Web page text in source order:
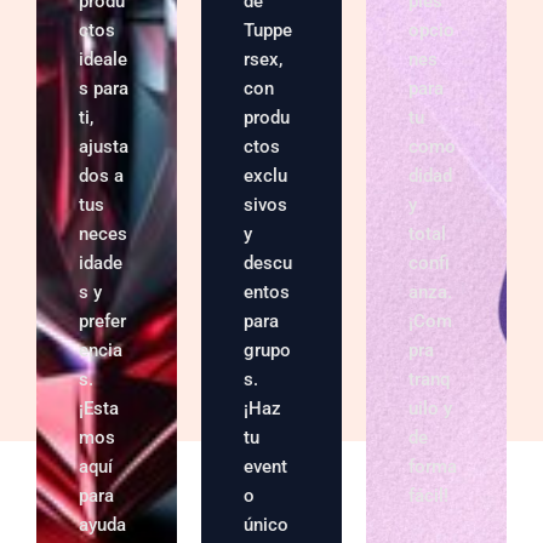
ctos
ideale
s para
ti,
ajusta
dos a
tus
neces
idade
s y
prefer
encia
s.
¡Esta
mos
aquí
para
ayuda
Tuppe
rsex,
con
produ
ctos
exclu
sivos
y
descu
entos
para
grupo
s.
¡Haz
tu
event
o
único
opcio
nes
para
tu
como
didad
y
total
confi
anza.
¡Com
pra
tranq
uilo y
de
forma
fácil!